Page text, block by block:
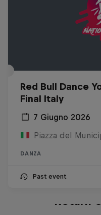
Red Bull Dance
Final Italy
7 Giugno 2026
Piazza del
DANZA
Past event
Return